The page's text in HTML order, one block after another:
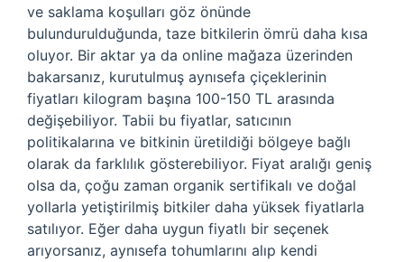
ve saklama koşulları göz önünde
bulundurulduğunda, taze bitkilerin ömrü daha kısa
oluyor. Bir aktar ya da online mağaza üzerinden
bakarsanız, kurutulmuş aynısefa çiçeklerinin
fiyatları kilogram başına 100-150 TL arasında
değişebiliyor. Tabii bu fiyatlar, satıcının
politikalarına ve bitkinin üretildiği bölgeye bağlı
olarak da farklılık gösterebiliyor. Fiyat aralığı geniş
olsa da, çoğu zaman organik sertifikalı ve doğal
yollarla yetiştirilmiş bitkiler daha yüksek fiyatlarla
satılıyor. Eğer daha uygun fiyatlı bir seçenek
arıyorsanız, aynısefa tohumlarını alıp kendi